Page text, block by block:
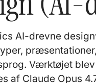
AI-drevne
Værktøjet
af Claude Opus